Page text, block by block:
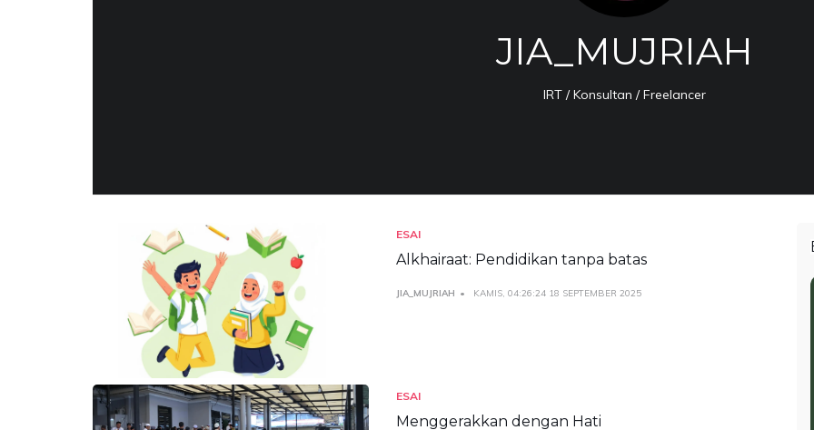
JIA_MUJRIAH
IRT / Konsultan / Freelancer
ESAI
Alkhairaat: Pendidikan tanpa batas
JIA_MUJRIAH KAMIS, 04:26:24 18 SEPTEMBER 2025
ESAI
Menggerakkan dengan Hati